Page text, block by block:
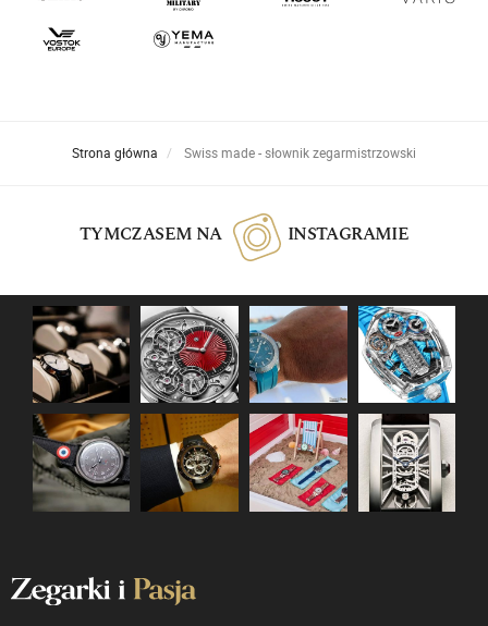
Strona główna Swiss made - słownik zegarmistrzowski
TYMCZASEM NA INSTAGRAMIE